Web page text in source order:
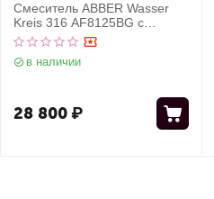
Смеситель ABBER Wasser
Kreis 316 AF8125BG с
гигиеническим душем,
брашированное светлое
золото
в наличии
28 800₽